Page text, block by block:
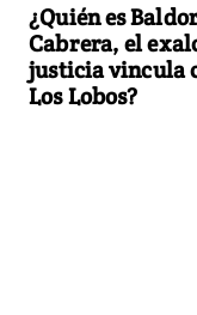
¿Quién es
Cabrera, el
justicia vincula
Los Lobos?